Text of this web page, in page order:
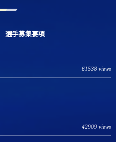
選手募集要項
61538 views
42909 views